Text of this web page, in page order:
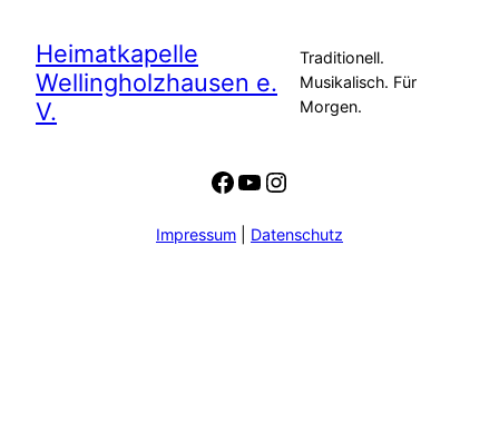
Heimatkapelle
Wellingholzhausen e.
V.
Traditionell.
Musikalisch. Für
Morgen.
Facebook
YouTube
Instagram
Impressum Datenschutz